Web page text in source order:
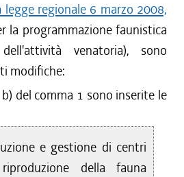
12/2014
12/2014
08/2014
07/2014
12/2013
08/2013
04/2013
12/2012
12/2012
regionale 6 marzo 2008,
la programmazione faunistica
venatoria), sono
modifiche:
del comma 1 sono inserite le
e gestione di centri
della fauna